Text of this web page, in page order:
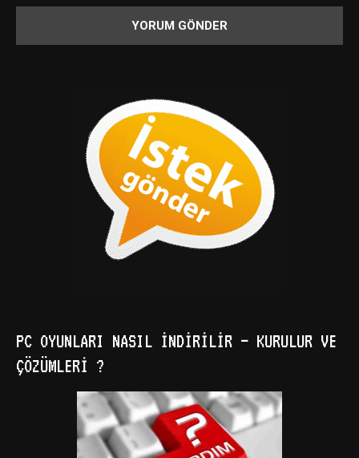
PC OYUNLARI NASIL İNDIRILIR – KURULUR VE
ÇÖZÜMLERI ?